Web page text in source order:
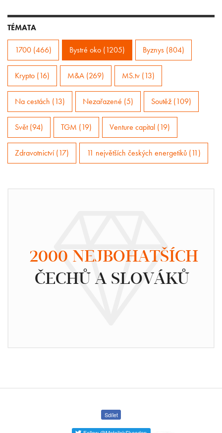
TÉMATA
1700 (466) Bystré oko (1205) Byznys (804)
Krypto (16) M&A (269) MS.tv (13)
Na cestách (13) Nezařazené (5) Soutěž (109)
Svět (94) TGM (19) Venture capital (19)
Zdravotnictví (17) 11 největších českých energetiků (11)
2000 NEJBOHATŠÍCH
ČECHŮ A SLOVÁKŮ
Sdílet